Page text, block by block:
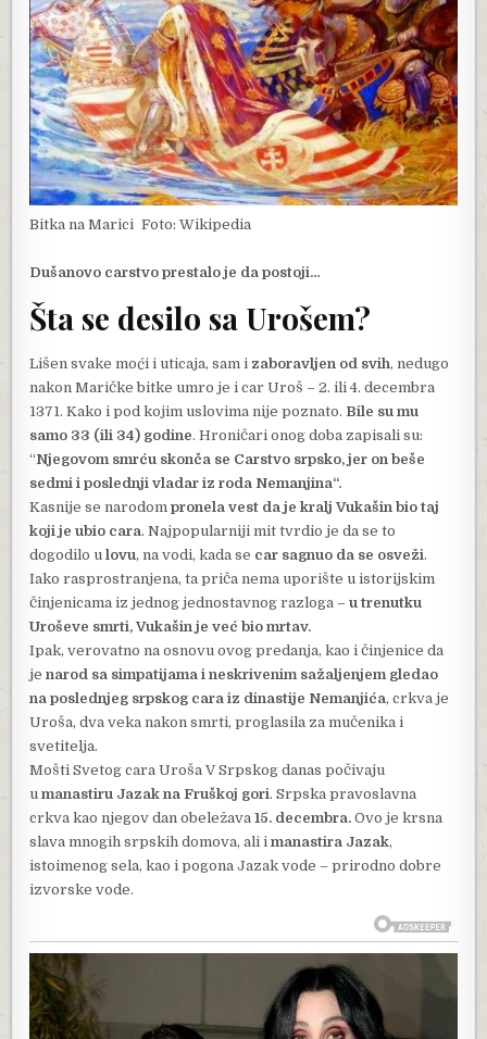
Bitka na MariciFoto: Wikipedia
Dušanovo carstvo prestalo je da postoji…
Šta se desilo sa Urošem?
Lišen svake moći i uticaja, sam i zaboravljen od svih, nedugo
nakon Maričke bitke umro je i car Uroš – 2. ili 4. decembra
1371. Kako i pod kojim uslovima nije poznato. Bile su mu
samo 33 (ili 34) godine. Hroničari onog doba zapisali su:
“Njegovom smrću skonča se Carstvo srpsko, jer on beše
sedmi i poslednji vladar iz roda Nemanjina“.
Kasnije se narodompronela vest da je kralj Vukašin bio taj
koji je ubio cara. Najpopularniji mit tvrdio je da se to
dogodilo ulovu, na vodi, kada se car sagnuo da se osveži.
Iako rasprostranjena, ta priča nema uporište u istorijskim
činjenicama iz jednog jednostavnog razloga –u trenutku
Uroševe smrti, Vukašin je već bio mrtav.
Ipak, verovatno na osnovu ovog predanja, kao i činjenice da
jenarod sa simpatijama i neskrivenim sažaljenjem gledao
na poslednjeg srpskog cara iz dinastije Nemanjića, crkva je
Uroša, dva veka nakon smrti, proglasila za mučenika i
svetitelja.
Mošti Svetog cara Uroša V Srpskog danas počivaju
umanastiru Jazak na Fruškoj gori. Srpska pravoslavna
crkva kao njegov dan obeležava15. decembra. Ovo je krsna
slava mnogih srpskih domova, ali imanastira Jazak,
istoimenog sela, kao i pogona Jazak vode – prirodno dobre
izvorske vode.